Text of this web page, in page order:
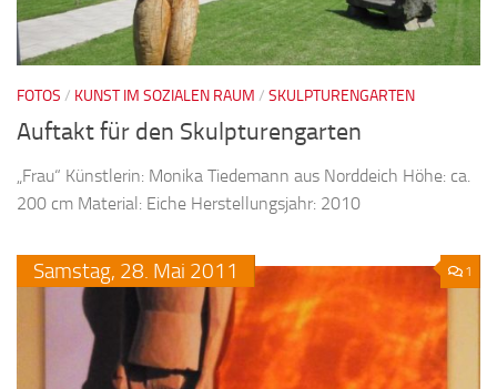
FOTOS / KUNST IM SOZIALEN RAUM / SKULPTURENGARTEN
Auftakt für den Skulpturengarten
„Frau“ Künstlerin: Monika Tiedemann aus Norddeich Höhe: ca.
200 cm Material: Eiche Herstellungsjahr: 2010
1
Samstag, 28. Mai 2011